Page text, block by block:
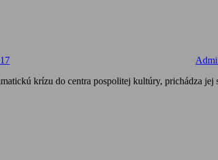
krízu do centra pospolitej kultúry, prichádza jej